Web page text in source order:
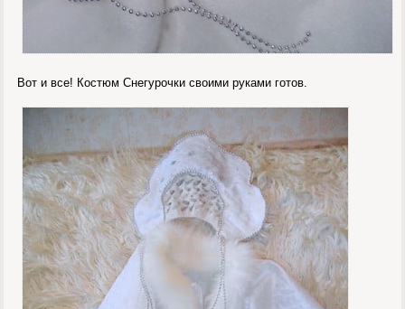
Вот и все! Костюм Снегурочки своими руками готов.